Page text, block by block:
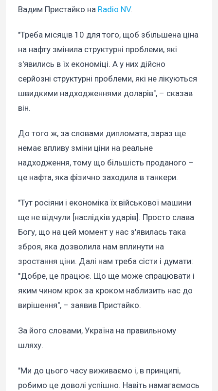
Вадим Пристайко на Radio NV.
"Треба місяців 10 для того, щоб збільшена ціна
на нафту змінила структурні проблеми, які
з'явились в їх економіці. А у них дійсно
серйозні структурні проблеми, які не лікуються
швидкими надходженнями доларів", – сказав
він.
До того ж, за словами дипломата, зараз ще
немає впливу зміни ціни на реальне
надходження, тому що більшість проданого –
це нафта, яка фізично заходила в танкери.
"Тут росіяни і економіка їх військової машини
ще не відчули [наслідків ударів]. Просто слава
Богу, що на цей момент у нас з'явилась така
зброя, яка дозволила нам вплинути на
зростання ціни. Далі нам треба сісти і думати:
"Добре, це працює. Що ще може спрацювати і
яким чином крок за кроком наблизить нас до
вирішення", – заявив Пристайко.
За його словами, Україна на правильному
шляху.
"Ми до цього часу виживаємо і, в принципі,
робимо це доволі успішно. Навіть намагаємось